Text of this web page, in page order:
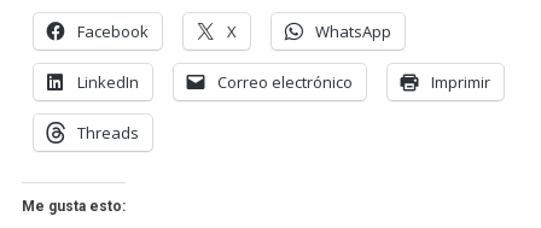
Facebook X WhatsApp
LinkedIn Correo electrónico Imprimir
Threads
Me gusta esto: